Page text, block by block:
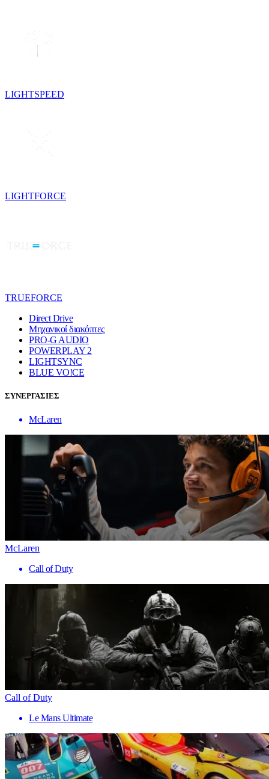
LIGHTSPEED
LIGHTFORCE
TRUEFORCE
Direct Drive
Μηχανικοί διακόπτες
PRO-G AUDIO
POWERPLAY 2
LIGHTSYNC
BLUE VO!CE
ΣΥΝΕΡΓΑΣΙΕΣ
McLaren
McLaren
Call of Duty
Call of Duty
Le Mans Ultimate